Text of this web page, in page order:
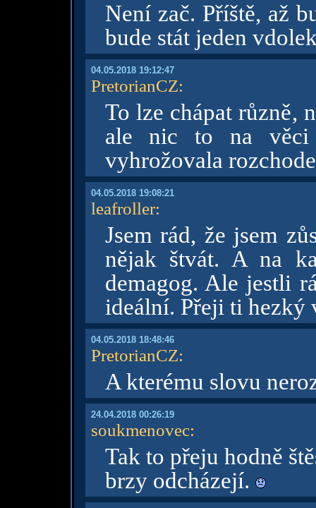
Není zač. Příště, až
bude stát jeden
04.05.2018 19:12:47
PretorianCZ:
To lze chápat různě,
ale nic to na věci
vyhrožovala
04.05.2018 19:08:21
leafroller:
Jsem rád, že jsem
nějak štvát. A na
demagog. Ale jestli
ideální. Přeji ti hezký
04.05.2018 18:48:46
PretorianCZ:
A kterému slovu
24.04.2018 00:26:19
soukmenovec:
Tak to přeju hodně
brzy odcházejí.